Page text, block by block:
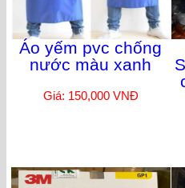
Áo yếm pvc chống
nước màu xanh
Giá: 150,000 VNĐ